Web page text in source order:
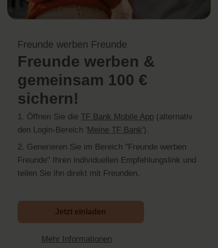
Freunde werben Freunde
Freunde werben &
gemeinsam 100 €
sichern!
1. Öffnen Sie die TF Bank Mobile App (alternativ
den Login-Bereich 'Meine TF Bank').
2. Generieren Sie im Bereich "Freunde werben
Freunde" Ihren individuellen Empfehlungslink und
teilen Sie ihn direkt mit Freunden.
Jetzt einladen
Mehr Informationen